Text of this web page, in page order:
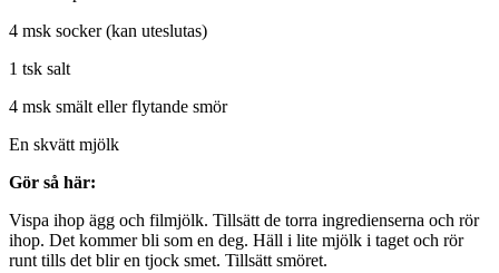
4 msk socker (kan uteslutas)
1 tsk salt
4 msk smält eller flytande smör
En skvätt mjölk
Gör så här:
Vispa ihop ägg och filmjölk. Tillsätt de torra ingredienserna och rör
ihop. Det kommer bli som en deg. Häll i lite mjölk i taget och rör
runt tills det blir en tjock smet. Tillsätt smöret.